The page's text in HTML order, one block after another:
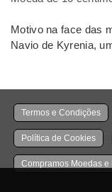
Motivo na face das
Navio de Kyrenia,
Termos e Condições
Política de Cookies
Compramos Moedas e